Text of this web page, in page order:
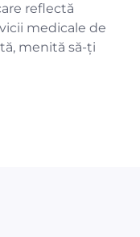
reflectă
medicale de
menită să-ți